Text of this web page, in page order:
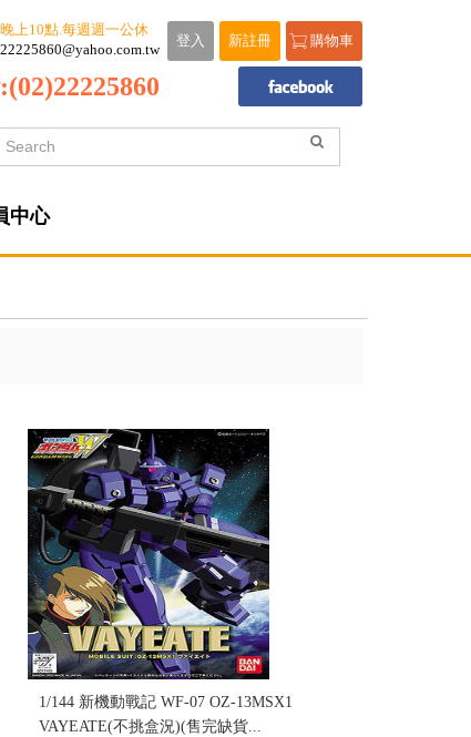
購物車
新註冊
登入
上10點.每週週一公休
(02)22225860
中心
1/144 新機動戰記 WF-07 OZ-13MSX1
VAYEATE(不挑盒況)(售完缺貨...